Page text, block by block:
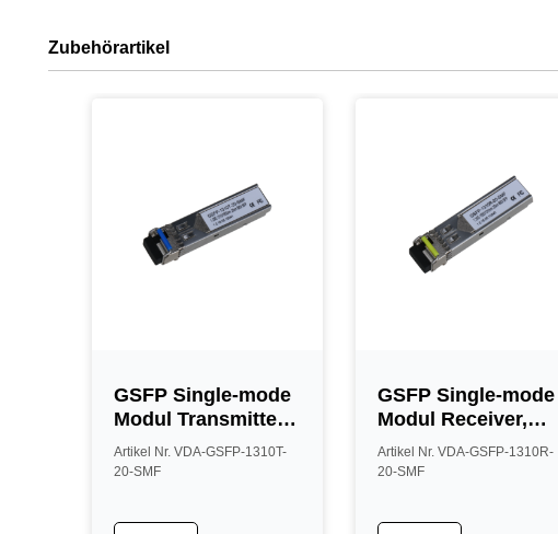
Zubehörartikel
GSFP Single-mode
Modul Transmitter,
20km Reichweite
Artikel Nr. VDA-GSFP-1310T-
20-SMF
GSFP Single-mode
Modul Receiver,
20km Reichweite
Artikel Nr. VDA-GSFP-1310R-
20-SMF